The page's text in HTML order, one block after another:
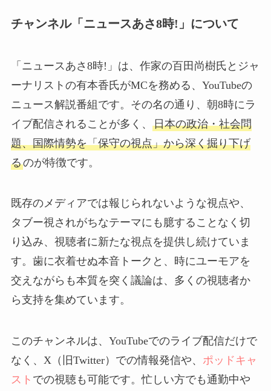
チャンネル「ニュースあさ8時!」について
「ニュースあさ8時!」は、作家の百田尚樹氏とジャ
ーナリストの有本香氏がMCを務める、YouTubeの
ニュース解説番組です。その名の通り、朝8時にラ
イブ配信されることが多く、 日本の政治・社会問
題、国際情勢を「保守の視点」から深く掘り下げ
るのが特徴です。
既存のメディアでは報じられないような視点や、
タブー視されがちなテーマにも臆することなく切
り込み、視聴者に新たな視点を提供し続けていま
す。歯に衣着せぬ本音トークと、時にユーモアを
交えながらも本質を突く議論は、多くの視聴者か
ら支持を集めています。
このチャンネルは、YouTubeでのライブ配信だけで
なく、X（旧Twitter）での情報発信や、 ポッドキャ
スト での視聴も可能です。忙しい方でも通勤中や